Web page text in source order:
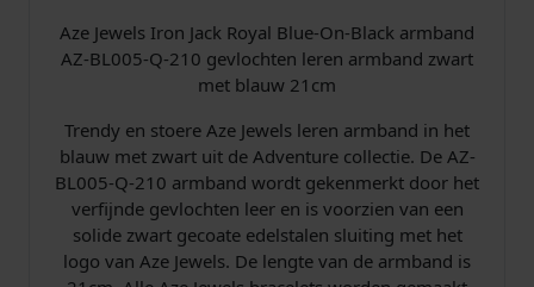
n
-
a
c
k
A
r
m
Aze Jewels Iron Jack Royal Blue-On-Black armband
AZ-BL005-Q-210 gevlochten leren armband zwart
met blauw 21cm
Trendy en stoere Aze Jewels leren armband in het
blauw met zwart uit de Adventure collectie. De AZ-
BL005-Q-210 armband wordt gekenmerkt door het
verfijnde gevlochten leer en is voorzien van een
solide zwart gecoate edelstalen sluiting met het
logo van Aze Jewels. De lengte van de armband is